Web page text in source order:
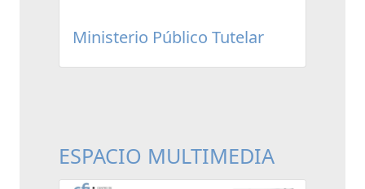
Ministerio Público Tutelar
ESPACIO MULTIMEDIA